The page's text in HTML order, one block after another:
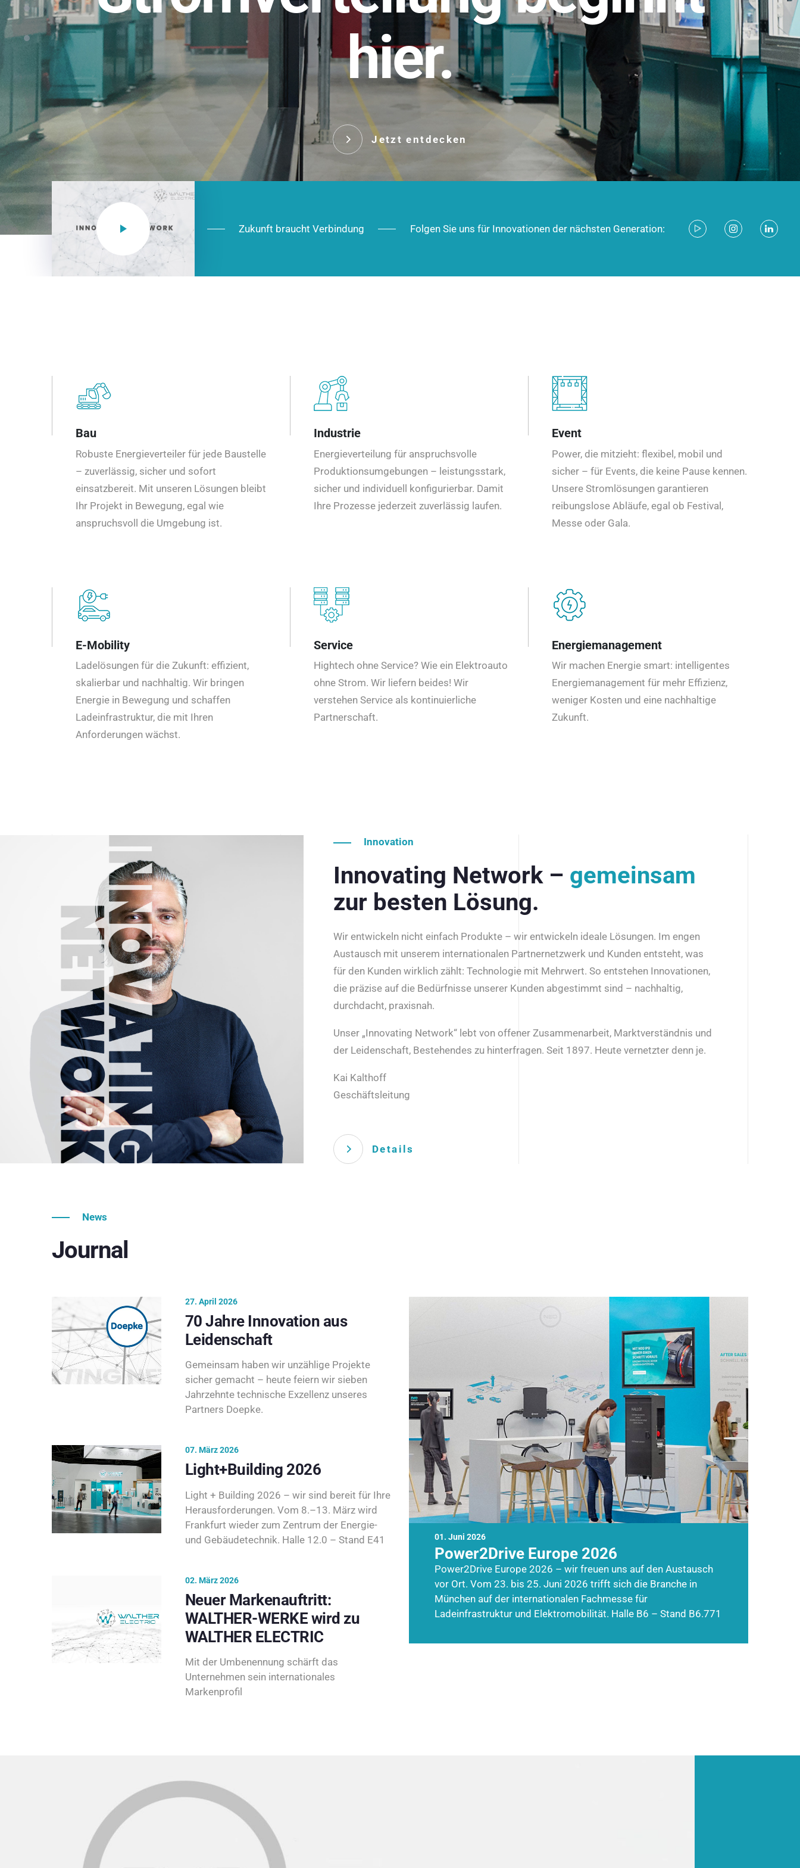
hier.
Jetzt entdecken
NEO CEE: Energieverteilung mit System. Robust im Alltag,
effizient in der Installation, zukunftsfähig im Ausbau.
Das innovative Stecksystem für industrielle Anwendungen –
robust, IP-geschützt und zukunftsfähig.
Jetzt entdecken
Zukunft braucht Verbindung Folgen Sie uns für Innovationen der nächsten Generation:
Bau
Robuste Energieverteiler für jede Baustelle
– zuverlässig, sicher und sofort
einsatzbereit. Mit unseren Lösungen bleibt
Ihr Projekt in Bewegung, egal wie
anspruchsvoll die Umgebung ist.
Industrie
Energieverteilung für anspruchsvolle
Produktionsumgebungen – leistungsstark,
sicher und individuell konfigurierbar. Damit
Ihre Prozesse jederzeit zuverlässig laufen.
Event
Power, die mitzieht: flexibel, mobil und
sicher – für Events, die keine Pause kennen.
Unsere Stromlösungen garantieren
reibungslose Abläufe, egal ob Festival,
Messe oder Gala.
E-Mobility
Ladelösungen für die Zukunft: effizient,
skalierbar und nachhaltig. Wir bringen
Energie in Bewegung und schaffen
Ladeinfrastruktur, die mit Ihren
Anforderungen wächst.
Service
Hightech ohne Service? Wie ein Elektroauto
ohne Strom. Wir liefern beides! Wir
verstehen Service als kontinuierliche
Partnerschaft.
Energiemanagement
Wir machen Energie smart: intelligentes
Energiemanagement für mehr Effizienz,
weniger Kosten und eine nachhaltige
Zukunft.
Innovation
Innovating Network – gemeinsam
zur besten Lösung.
Wir entwickeln nicht einfach Produkte – wir entwickeln ideale Lösungen. Im engen
Austausch mit unserem internationalen Partnernetzwerk und Kunden entsteht, was
für den Kunden wirklich zählt: Technologie mit Mehrwert. So entstehen Innovationen,
die präzise auf die Bedürfnisse unserer Kunden abgestimmt sind – nachhaltig,
durchdacht, praxisnah.
Unser „Innovating Network“ lebt von offener Zusammenarbeit, Marktverständnis und
der Leidenschaft, Bestehendes zu hinterfragen. Seit 1897. Heute vernetzter denn je.
Kai Kalthoff
Geschäftsleitung
Details
News
Journal
01. Juni 2026
Power2Drive Europe 2026
Power2Drive Europe 2026 – wir freuen uns auf den Austausch
vor Ort. Vom 23. bis 25. Juni 2026 trifft sich die Branche in
München auf der internationalen Fachmesse für
Ladeinfrastruktur und Elektromobilität. Halle B6 – Stand B6.771
27. April 2026
70 Jahre Innovation aus
Leidenschaft
Gemeinsam haben wir unzählige Projekte
sicher gemacht – heute feiern wir sieben
Jahrzehnte technische Exzellenz unseres
Partners Doepke.
07. März 2026
Light+Building 2026
Light + Building 2026 – wir sind bereit für Ihre
Herausforderungen. Vom 8.–13. März wird
Frankfurt wieder zum Zentrum der Energie-
und Gebäudetechnik. Halle 12.0 – Stand E41
02. März 2026
Neuer Markenauftritt:
WALTHER-WERKE wird zu
WALTHER ELECTRIC
Mit der Umbenennung schärft das
Unternehmen sein internationales
Markenprofil